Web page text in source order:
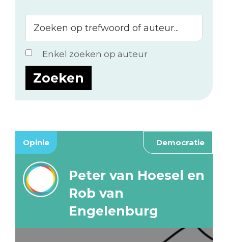
op
trefwoord
of
auteur...
Enkel zoeken op auteur
Opinie Democratie
Peter van Hoesel en
Rob van
Engelenburg